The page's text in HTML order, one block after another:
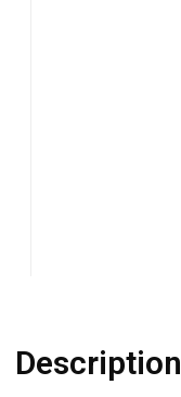
Description